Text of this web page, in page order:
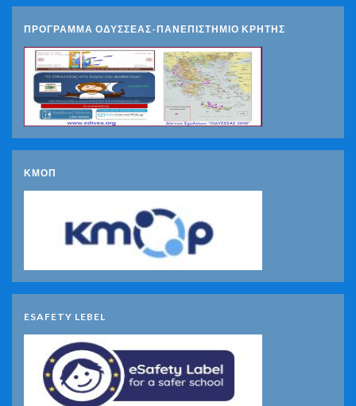
ΠΡΟΓΡΑΜΜΑ ΟΔΥΣΣΕΑΣ-ΠΑΝΕΠΙΣΤΗΜΙΟ ΚΡΗΤΗΣ
ΚΜΟΠ
ESAFETY LEBEL